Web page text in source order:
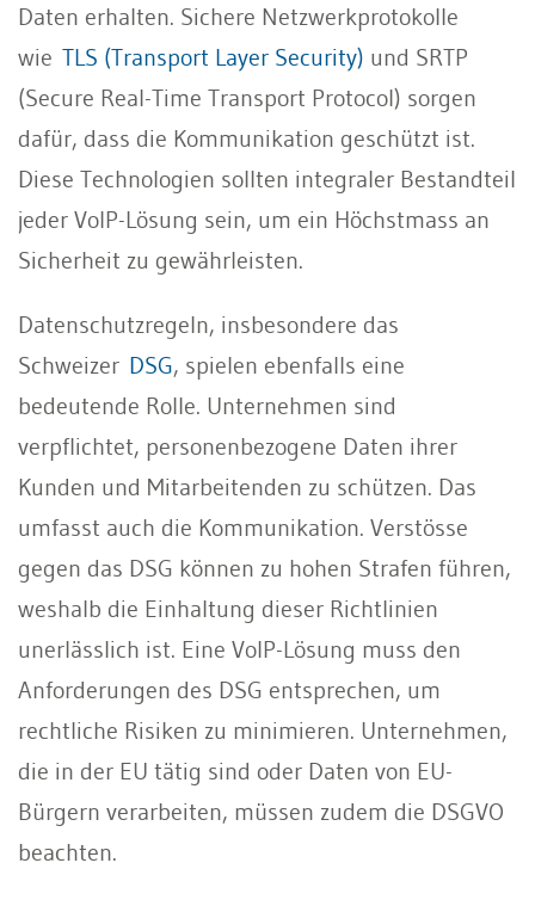
Daten erhalten. Sichere Netzwerkprotokolle
wie TLS (Transport Layer Security) und SRTP
(Secure Real-Time Transport Protocol) sorgen
dafür, dass die Kommunikation geschützt ist.
Diese Technologien sollten integraler Bestandteil
jeder VoIP-Lösung sein, um ein Höchstmass an
Sicherheit zu gewährleisten.
Datenschutzregeln, insbesondere das
Schweizer DSG, spielen ebenfalls eine
bedeutende Rolle. Unternehmen sind
verpflichtet, personenbezogene Daten ihrer
Kunden und Mitarbeitenden zu schützen. Das
umfasst auch die Kommunikation. Verstösse
gegen das DSG können zu hohen Strafen führen,
weshalb die Einhaltung dieser Richtlinien
unerlässlich ist. Eine VoIP-Lösung muss den
Anforderungen des DSG entsprechen, um
rechtliche Risiken zu minimieren. Unternehmen,
die in der EU tätig sind oder Daten von EU-
Bürgern verarbeiten, müssen zudem die DSGVO
beachten.